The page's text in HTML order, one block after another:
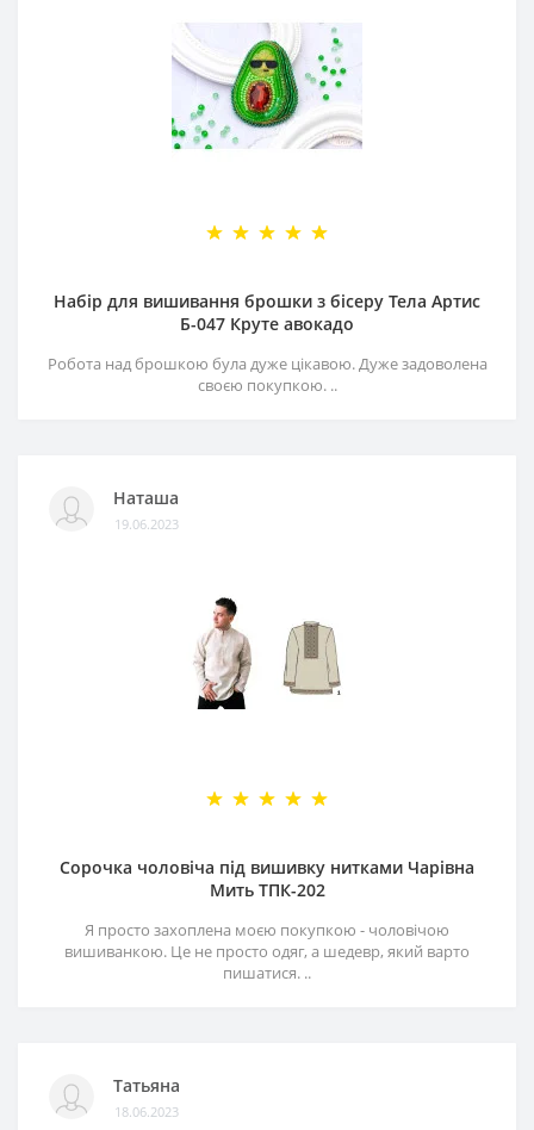
Набір для вишивання брошки з бісеру Тела Артис
Б-047 Круте авокадо
Робота над брошкою була дуже цікавою. Дуже задоволена
своєю покупкою. ..
Наташа
19.06.2023
Сорочка чоловіча під вишивку нитками Чарівна
Мить ТПК-202
Я просто захоплена моєю покупкою - чоловічою
вишиванкою. Це не просто одяг, а шедевр, який варто
пишатися. ..
Татьяна
18.06.2023